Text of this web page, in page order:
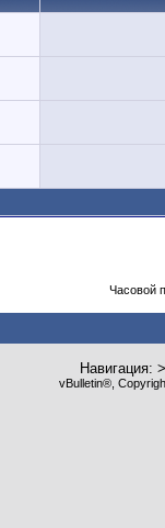
Часовой
Навигация:
vBulletin®,